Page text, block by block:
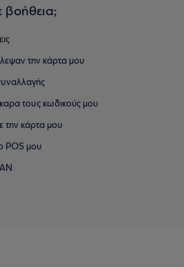
βοήθεια;
την κάρτα μου
τους κωδικούς μου
την κάρτα μου
POS μου